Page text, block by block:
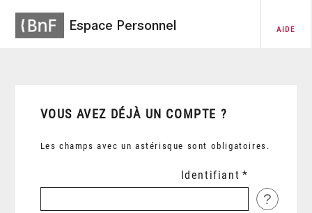
Espace Personnel AIDE
VOUS AVEZ DÉJÀ UN COMPTE ?
Les champs avec un astérisque sont obligatoires.
Identifiant
?